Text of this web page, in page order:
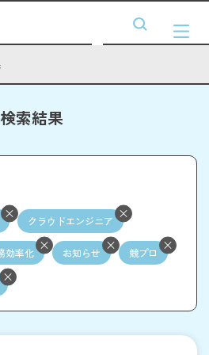
検索結果
クラウドエンジニア
効率化 お知らせ 競プロ